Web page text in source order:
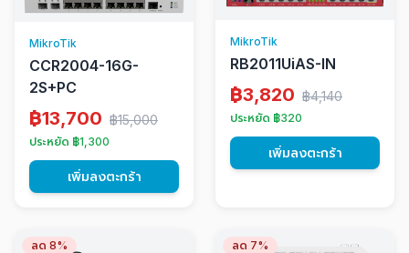
MikroTik
CCR2004-16G-
2S+PC
฿13,700 ฿15,000
ประหยัด ฿1,300
เพิ่มลงตะกร้า
MikroTik
RB2011UiAS-IN
฿3,820 ฿4,140
ประหยัด ฿320
เพิ่มลงตะกร้า
ลด 8% ลด 7%